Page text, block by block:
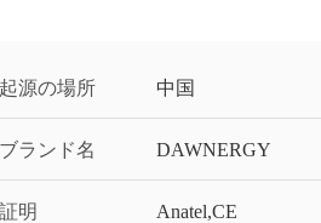
起源の場所 中国
ブランド名 DAWNERGY
証明 Anatel,CE